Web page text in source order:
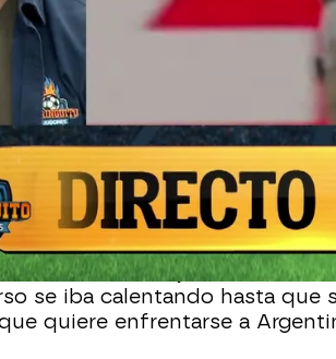
de 2026, 01:24
entre Argentina y Argelia
tras el gran partido de Leo
trick que supuso la victoria de
en el minuto 30 llega el
de uno de los futbolistas
por la decisión arbitral de no
es una roja clarísima",
se iba calentando hasta que
quiere enfrentarse a